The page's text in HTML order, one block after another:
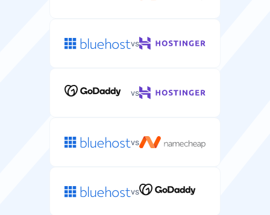
vs
vs
vs
vs